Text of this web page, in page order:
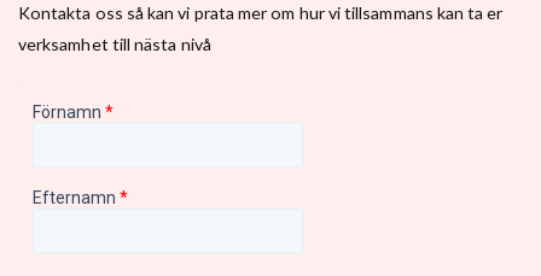
Kontakta oss så kan vi prata mer om hur vi tillsammans kan ta er
verksamhet till nästa nivå